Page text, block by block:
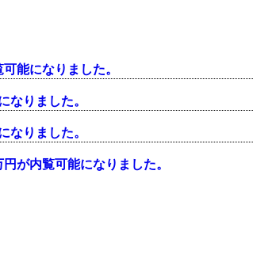
能になりました。
なりました。
なりました。
が内覧可能になりました。